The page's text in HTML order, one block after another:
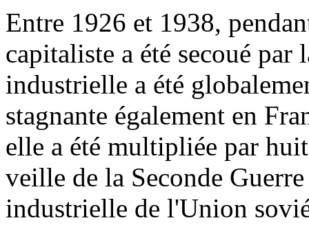
Entre 1926 et 1938,
capitaliste a été secoué
industrielle a été
stagnante également en
elle a été multipliée par
veille de la Seconde
industrielle de l'Union